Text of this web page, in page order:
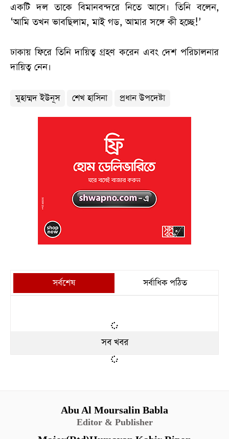
একটি দল তাকে বিমানবন্দরে নিতে আসে। তিনি বলেন,
‘আমি তখন ভাবছিলাম, মাই গড, আমার সঙ্গে কী হচ্ছে!’
ঢাকায় ফিরে তিনি দায়িত্ব গ্রহণ করেন এবং দেশ পরিচালনার
দায়িত্ব নেন।
মুহাম্মদ ইউনূস শেখ হাসিনা প্রধান উপদেষ্টা
সর্বশেষ সর্বাধিক পঠিত
সব খবর
Abu Al Moursalin Babla
Editor & Publisher